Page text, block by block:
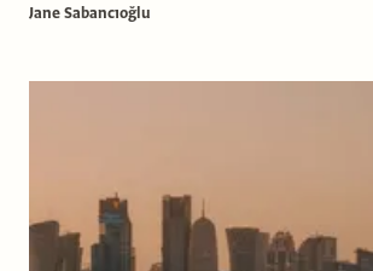
Jane Sabancıoğlu